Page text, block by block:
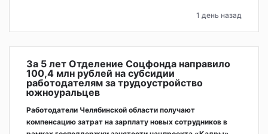
1 день назад
За 5 лет Отделение Соцфонда направило
100,4 млн рублей на субсидии
работодателям за трудоустройство
южноуральцев
Работодатели Челябинской области получают
компенсацию затрат на зарплату новых сотрудников в